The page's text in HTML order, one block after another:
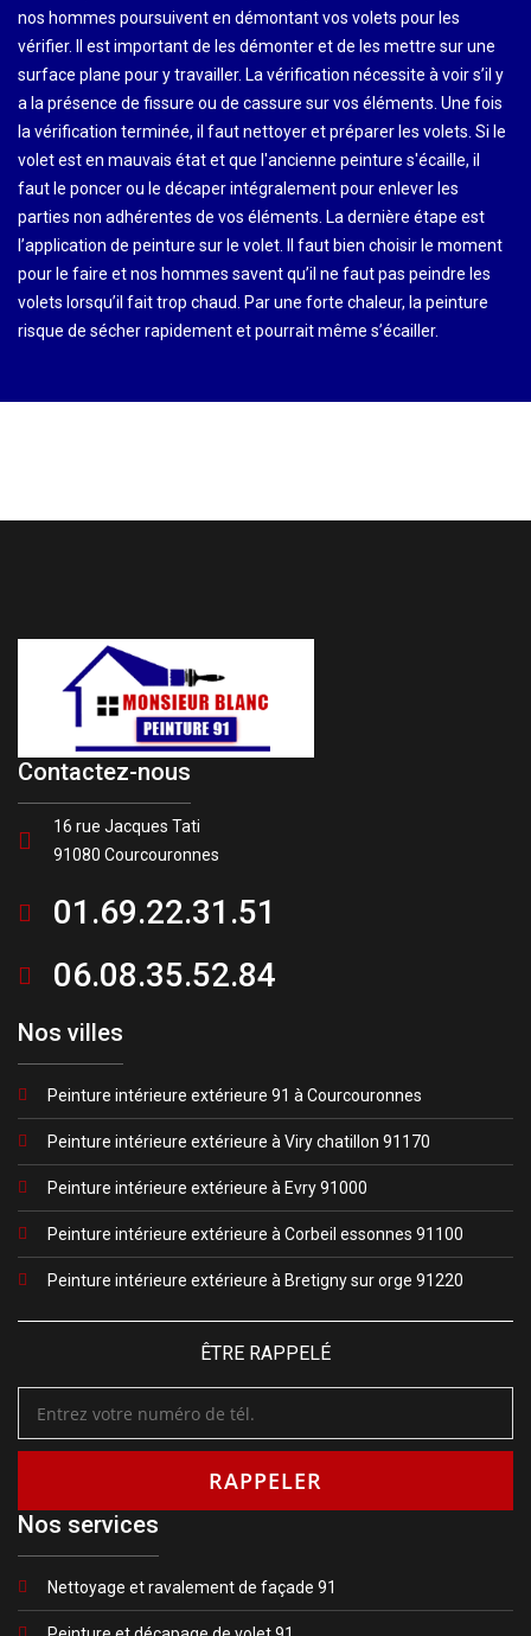
nos hommes poursuivent en démontant vos volets pour les
vérifier. Il est important de les démonter et de les mettre sur une
surface plane pour y travailler. La vérification nécessite à voir s’il y
a la présence de fissure ou de cassure sur vos éléments. Une fois
la vérification terminée, il faut nettoyer et préparer les volets. Si le
volet est en mauvais état et que l'ancienne peinture s'écaille, il
faut le poncer ou le décaper intégralement pour enlever les
parties non adhérentes de vos éléments. La dernière étape est
l’application de peinture sur le volet. Il faut bien choisir le moment
pour le faire et nos hommes savent qu’il ne faut pas peindre les
volets lorsqu’il fait trop chaud. Par une forte chaleur, la peinture
risque de sécher rapidement et pourrait même s’écailler.
Contactez-nous
16 rue Jacques Tati
91080 Courcouronnes
01.69.22.31.51
06.08.35.52.84
Nos villes
Peinture intérieure extérieure 91 à Courcouronnes
Peinture intérieure extérieure à Viry chatillon 91170
Peinture intérieure extérieure à Evry 91000
Peinture intérieure extérieure à Corbeil essonnes 91100
Peinture intérieure extérieure à Bretigny sur orge 91220
ÊTRE RAPPELÉ
Nos services
Nettoyage et ravalement de façade 91